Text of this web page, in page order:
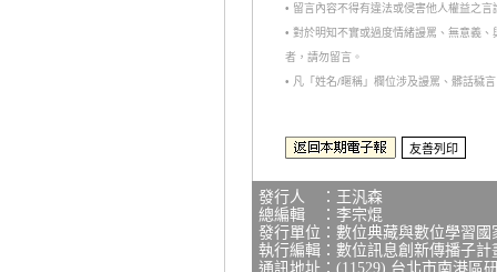
• 留言內容不得有違法或侵害他人權益之
• 對於明知不實或過度情緒謾罵、無意義
者，請勿留言。
• 凡「姓名/暱稱」欄位涉及謾罵、髒話穢
發行人 ：王汎森
總編輯 ：李宗焜
發行單位：數位典藏與數位學習
執行編輯：數位訊息創新傳播子計
通訊地址：(11529) 台北市南港區